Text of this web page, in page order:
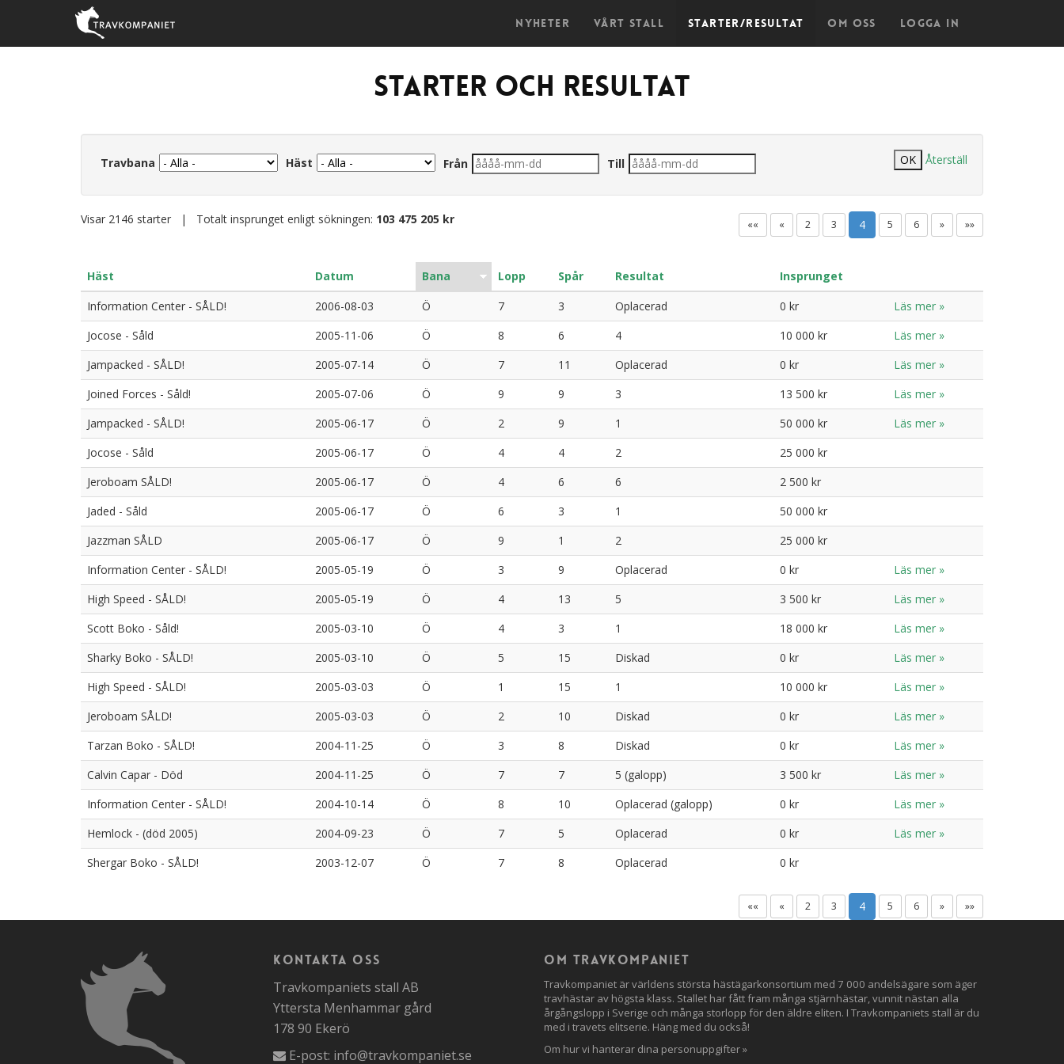
Nyheter Vårt stall Starter/Resultat Om oss Logga in
Starter och resultat
Travbana Häst Från Till Återställ
Visar 2146 starter | Totalt insprunget enligt sökningen: 103 475 205 kr «« « 2 3 4 5 6 » »»
Häst Datum Bana Lopp Spår Resultat
Insprunget
Information Center - SÅLD!
2006-08-03 Ö 7 3 Oplacerad 0 kr
Läs mer »
Jocose - Såld
2005-11-06 Ö 8 6 4 10 000 kr
Läs mer »
Jampacked - SÅLD!
2005-07-14 Ö 7 11 Oplacerad 0 kr
Läs mer »
Joined Forces - Såld!
2005-07-06 Ö 9 9 3 13 500 kr
Läs mer »
Jampacked - SÅLD!
2005-06-17 Ö 2 9 1 50 000 kr
Läs mer »
Jocose - Såld
2005-06-17 Ö 4 4 2
25 000 kr
Jeroboam SÅLD!
2005-06-17 Ö 4 6 6
2 500 kr
Jaded - Såld
2005-06-17 Ö 6 3 1
50 000 kr
Jazzman SÅLD
2005-06-17 Ö 9 1 2
25 000 kr
Information Center - SÅLD!
2005-05-19 Ö 3 9 Oplacerad 0 kr
Läs mer »
High Speed - SÅLD!
2005-05-19 Ö 4 13 5 3 500 kr
Läs mer »
Scott Boko - Såld!
2005-03-10 Ö 4 3 1 18 000 kr
Läs mer »
Sharky Boko - SÅLD!
2005-03-10 Ö 5 15 Diskad 0 kr
Läs mer »
High Speed - SÅLD!
2005-03-03 Ö 1 15 1 10 000 kr
Läs mer »
Jeroboam SÅLD!
2005-03-03 Ö 2 10 Diskad 0 kr
Läs mer »
Tarzan Boko - SÅLD!
2004-11-25 Ö 3 8 Diskad 0 kr
Läs mer »
Calvin Capar - Död
2004-11-25 Ö 7 7 5 (galopp) 3 500 kr
Läs mer »
Information Center - SÅLD!
2004-10-14 Ö 8 10 Oplacerad (galopp) 0 kr
Läs mer »
Hemlock - (död 2005)
2004-09-23 Ö 7 5 Oplacerad 0 kr
Läs mer »
Shergar Boko - SÅLD!
2003-12-07 Ö 7 8 Oplacerad 0 kr
«« « 2 3 4 5 6 » »»
Kontakta oss
Travkompaniets stall AB
Yttersta Menhammar gård
178 90 Ekerö
E-post: info@travkompaniet.se
Om travkompaniet
Travkompaniet är världens största hästägarkonsortium med 7 000 andelsägare som äger
travhästar av högsta klass. Stallet har fått fram många stjärnhästar, vunnit nästan alla
årgångslopp i Sverige och många storlopp för den äldre eliten. I Travkompaniets stall är du
med i travets elitserie. Häng med du också!
Om hur vi hanterar dina personuppgifter »